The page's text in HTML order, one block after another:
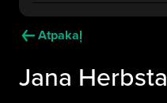
Atpakaļ
Jana Herbsta